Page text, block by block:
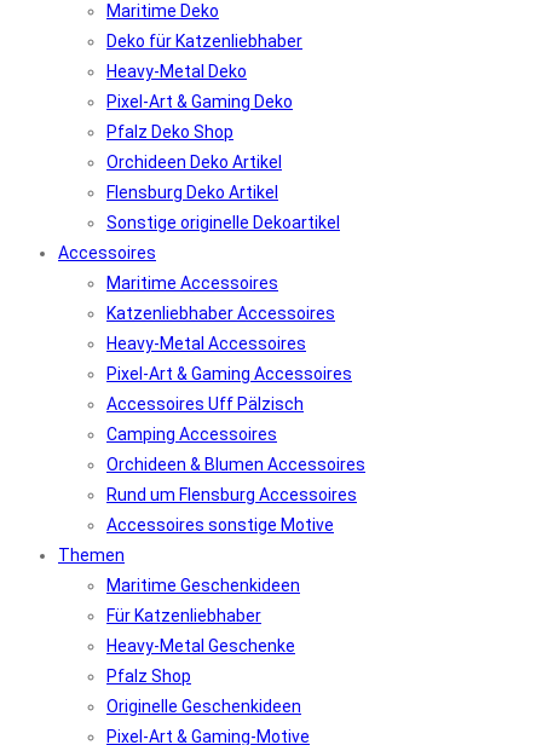
Maritime Deko
Deko für Katzenliebhaber
Heavy-Metal Deko
Pixel-Art & Gaming Deko
Pfalz Deko Shop
Orchideen Deko Artikel
Flensburg Deko Artikel
Sonstige originelle Dekoartikel
Accessoires
Maritime Accessoires
Katzenliebhaber Accessoires
Heavy-Metal Accessoires
Pixel-Art & Gaming Accessoires
Accessoires Uff Pälzisch
Camping Accessoires
Orchideen & Blumen Accessoires
Rund um Flensburg Accessoires
Accessoires sonstige Motive
Themen
Maritime Geschenkideen
Für Katzenliebhaber
Heavy-Metal Geschenke
Pfalz Shop
Originelle Geschenkideen
Pixel-Art & Gaming-Motive